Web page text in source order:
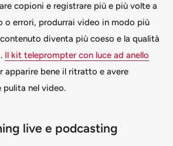
copioni e registrare più e più volte a
o errori, produrrai video in modo più
diventa più coeso e la qualità
Il kit teleprompter con luce ad anello
apparire bene il ritratto e avere
pulita nel video.
live e podcasting